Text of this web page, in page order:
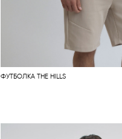
ФУТБОЛКА THE HILLS